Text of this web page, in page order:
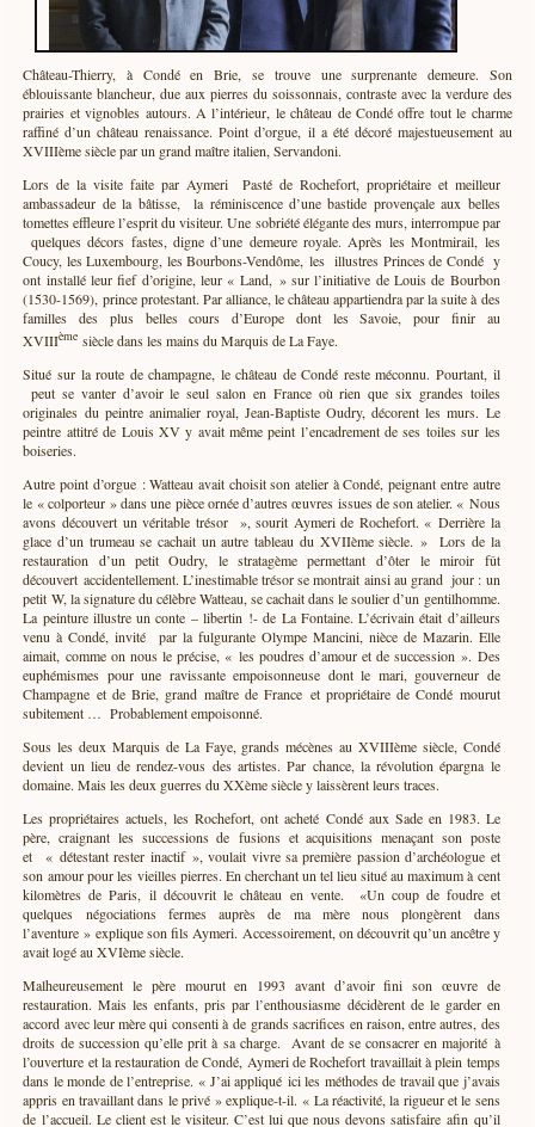
Die Brüder Vogüé © Giles Gardner
Schloss Vaux-le-Vicomte © B.de Cosnac
Château-Thierry, à Condé en Brie, se trouve une surprenante demeure. Son
éblouissante blancheur, due aux pierres du soissonnais, contraste avec la verdure des
prairies et vignobles autours. A l’intérieur, le château de Condé offre tout le charme
raffiné d’un château renaissance. Point d’orgue, il a été décoré majestueusement au
XVIIIème siècle par un grand maître italien, Servandoni.
Lors de la visite faite par Aymeri Pasté de Rochefort, propriétaire et meilleur
ambassadeur de la bâtisse, la réminiscence d’une bastide provençale aux belles
tomettes effleure l’esprit du visiteur. Une sobriété élégante des murs, interrompue par
quelques décors fastes, digne d’une demeure royale. Après les Montmirail, les
Coucy, les Luxembourg, les Bourbons-Vendôme, les illustres Princes de Condé y
ont installé leur fief d’origine, leur « Land, » sur l’initiative de Louis de Bourbon
(1530-1569), prince protestant. Par alliance, le château appartiendra par la suite à des
familles des plus belles cours d’Europe dont les Savoie, pour finir au
XVIIIème siècle dans les mains du Marquis de La Faye.
Situé sur la route de champagne, le château de Condé reste méconnu. Pourtant, il
peut se vanter d’avoir le seul salon en France où rien que six grandes toiles
originales du peintre animalier royal, Jean-Baptiste Oudry, décorent les murs. Le
peintre attitré de Louis XV y avait même peint l’encadrement de ses toiles sur les
boiseries.
Autre point d’orgue : Watteau avait choisit son atelier à Condé, peignant entre autre
le « colporteur » dans une pièce ornée d’autres œuvres issues de son atelier. « Nous
avons découvert un véritable trésor », sourit Aymeri de Rochefort. « Derrière la
glace d’un trumeau se cachait un autre tableau du XVIIème siècle. » Lors de la
restauration d’un petit Oudry, le stratagème permettant d’ôter le miroir fût
découvert accidentellement. L’inestimable trésor se montrait ainsi au grand jour : un
petit W, la signature du célèbre Watteau, se cachait dans le soulier d’un gentilhomme.
La peinture illustre un conte – libertin !- de La Fontaine. L’écrivain était d’ailleurs
venu à Condé, invité par la fulgurante Olympe Mancini, nièce de Mazarin. Elle
aimait, comme on nous le précise, « les poudres d’amour et de succession ». Des
euphémismes pour une ravissante empoisonneuse dont le mari, gouverneur de
Champagne et de Brie, grand maître de France et propriétaire de Condé mourut
subitement … Probablement empoisonné.
Sous les deux Marquis de La Faye, grands mécènes au XVIIIème siècle, Condé
devient un lieu de rendez-vous des artistes. Par chance, la révolution épargna le
domaine. Mais les deux guerres du XXème siècle y laissèrent leurs traces.
Les propriétaires actuels, les Rochefort, ont acheté Condé aux Sade en 1983. Le
père, craignant les successions de fusions et acquisitions menaçant son poste
et « détestant rester inactif », voulait vivre sa première passion d’archéologue et
son amour pour les vieilles pierres. En cherchant un tel lieu situé au maximum à cent
kilomètres de Paris, il découvrit le château en vente. «Un coup de foudre et
quelques négociations fermes auprès de ma mère nous plongèrent dans
l’aventure » explique son fils Aymeri. Accessoirement, on découvrit qu’un ancêtre y
avait logé au XVIème siècle.
Malheureusement le père mourut en 1993 avant d’avoir fini son œuvre de
restauration. Mais les enfants, pris par l’enthousiasme décidèrent de le garder en
accord avec leur mère qui consenti à de grands sacrifices en raison, entre autres, des
droits de succession qu’elle prit à sa charge. Avant de se consacrer en majorité à
l’ouverture et la restauration de Condé, Aymeri de Rochefort travaillait à plein temps
dans le monde de l’entreprise. « J’ai appliqué ici les méthodes de travail que j’avais
appris en travaillant dans le privé » explique-t-il. « La réactivité, la rigueur et le sens
de l’accueil. Le client est le visiteur. C’est lui que nous devons satisfaire afin qu’il